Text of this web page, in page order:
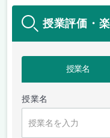
授業評価・
授業名
授業名